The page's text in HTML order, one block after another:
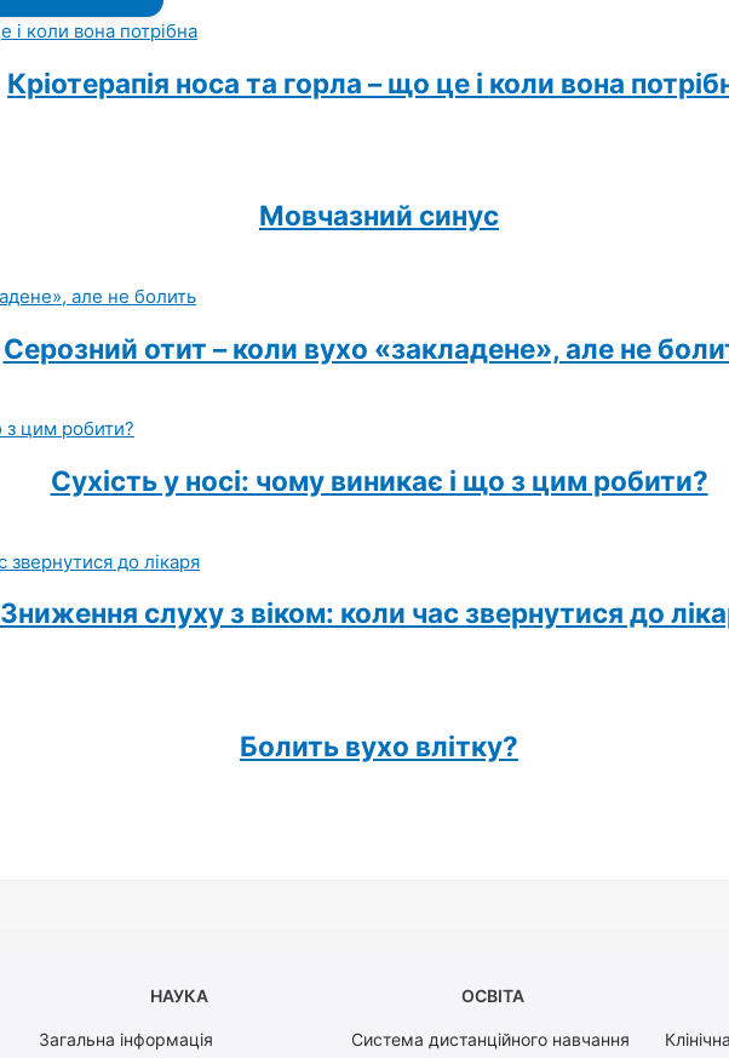
Кріотерапія носа та горла – що це і коли вона
Мовчазний синус
Серозний отит – коли вухо «закладене», але не
Сухість у носі: чому виникає і що з цим робити?
Зниження слуху з віком: коли час звернутися до
Болить вухо влітку?
НАУКА
Загальна інформація
ОСВІТА
Система дистанційного навчання